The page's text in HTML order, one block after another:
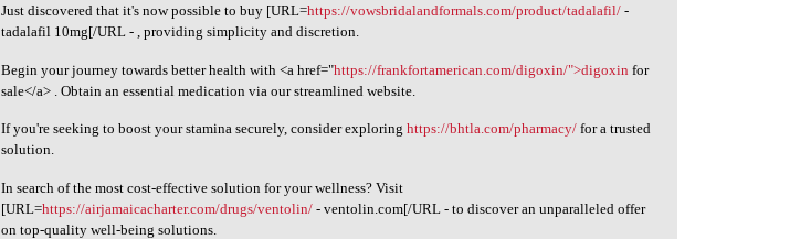
Just discovered that it's now
Just discovered that it's now possible to buy [URL=https://vowsbridalandformals.com/product/tadalafil/ -
tadalafil 10mg[/URL - , providing simplicity and discretion.
Begin your journey towards better health with <a href="https://frankfortamerican.com/digoxin/">digoxin for
sale</a> . Obtain an essential medication via our streamlined website.
If you're seeking to boost your stamina securely, consider exploringhttps://bhtla.com/pharmacy/ for a trusted
solution.
In search of the most cost-effective solution for your wellness? Visit
[URL=https://airjamaicacharter.com/drugs/ventolin/ - ventolin.com[/URL - to discover an unparalleled offer
on top-quality well-being solutions.